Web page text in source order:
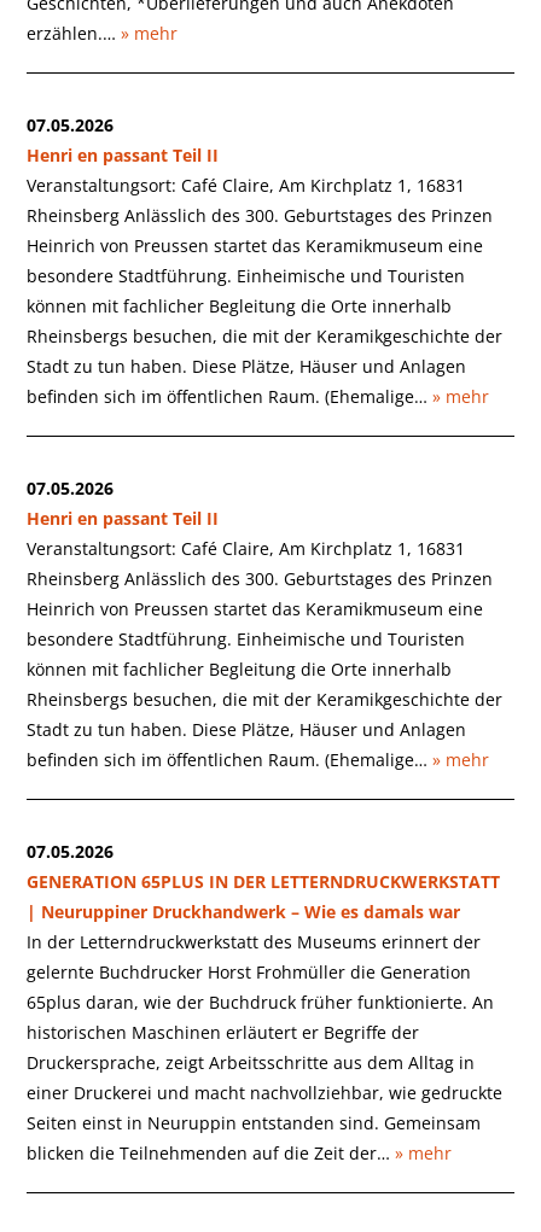
erzählen.…» mehr
07.05.2026
Henri en passant Teil II
Veranstaltungsort: Café Claire, Am Kirchplatz 1, 16831
Rheinsberg Anlässlich des 300. Geburtstages des Prinzen
Heinrich von Preussen startet das Keramikmuseum eine
besondere Stadtführung. Einheimische und Touristen
können mit fachlicher Begleitung die Orte innerhalb
Rheinsbergs besuchen, die mit der Keramikgeschichte der
Stadt zu tun haben. Diese Plätze, Häuser und Anlagen
befinden sich im öffentlichen Raum. (Ehemalige…» mehr
07.05.2026
Henri en passant Teil II
Veranstaltungsort: Café Claire, Am Kirchplatz 1, 16831
Rheinsberg Anlässlich des 300. Geburtstages des Prinzen
Heinrich von Preussen startet das Keramikmuseum eine
besondere Stadtführung. Einheimische und Touristen
können mit fachlicher Begleitung die Orte innerhalb
Rheinsbergs besuchen, die mit der Keramikgeschichte der
Stadt zu tun haben. Diese Plätze, Häuser und Anlagen
befinden sich im öffentlichen Raum. (Ehemalige…» mehr
07.05.2026
GENERATION 65PLUS IN DER LETTERNDRUCKWERKSTATT
| Neuruppiner Druckhandwerk – Wie es damals war
In der Letterndruckwerkstatt des Museums erinnert der
gelernte Buchdrucker Horst Frohmüller die Generation
65plus daran, wie der Buchdruck früher funktionierte. An
historischen Maschinen erläutert er Begriffe der
Druckersprache, zeigt Arbeitsschritte aus dem Alltag in
einer Druckerei und macht nachvollziehbar, wie gedruckte
Seiten einst in Neuruppin entstanden sind. Gemeinsam
blicken die Teilnehmenden auf die Zeit der…» mehr